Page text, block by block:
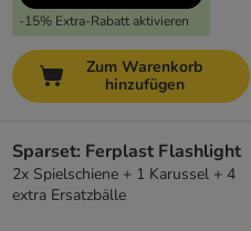
-15% Extra-Rabatt aktivieren
Zum Warenkorb
hinzufügen
Sparset: Ferplast Flashlight
2x Spielschiene + 1 Karussel + 4
extra Ersatzbälle